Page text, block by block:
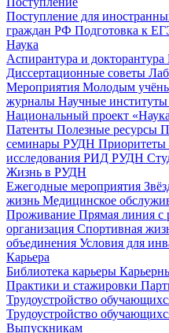
Поступление для
граждан РФ Подготовка к
Наука
Аспирантура и докторантура
Диссертационные советы
Мероприятия Молодым
журналы Научные институты
Национальный проект
Патенты Полезные ресурсы
семинары РУДН Приоритеты
исследования РИД РУДН
Жизнь в РУДН
Ежегодные мероприятия
жизнь Медицинское
Проживание Прямая линия с
организация Спортивная
объединения Условия для
Карьера
Библиотека карьеры
Практики и стажировки
Трудоустройство
Трудоустройство
Выпускникам